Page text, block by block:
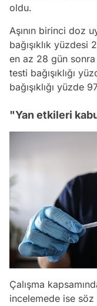
oldu.
Aşının birinci doz
bağışıklık
en az 28 gün
testi bağışıklığı
bağışıklığı yüzde
"Yan etkileri
Çalışma
incelemede ise söz